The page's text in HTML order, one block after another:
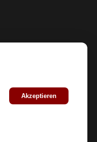
Akzeptieren